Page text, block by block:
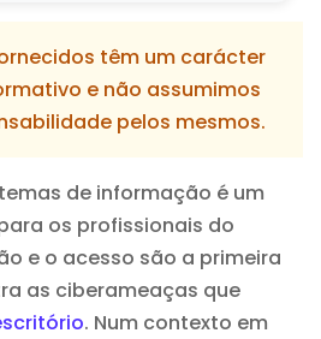
têm um carácter
e não assumimos
pelos mesmos.
de informação é um
os profissionais do
e o acesso são a primeira
as ciberameaças que
. Num contexto em